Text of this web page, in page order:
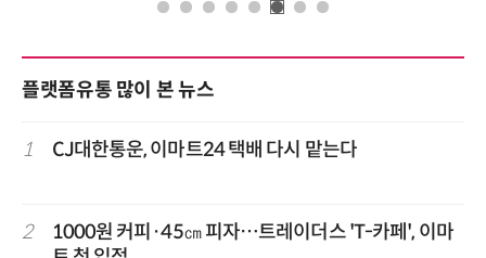
플랫폼유통 많이 본 뉴스
1 CJ대한통운, 이마트24 택배 다시 맡는다
2
1000원 커피·45㎝ 피자…트레이더스 'T-카페', 이마